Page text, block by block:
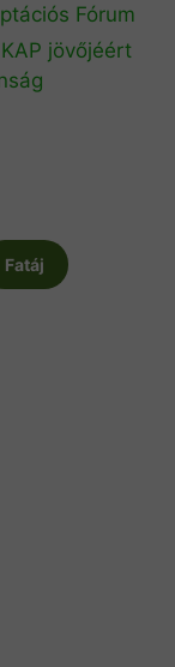
Fórum
jövőjéért
Fatáj